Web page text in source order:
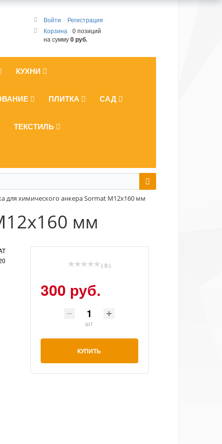
Войти
Регистрация
Корзина
0 позиций
на сумму0 руб.
КУХНИ
ПЛИТКА САД
ТЕКСТИЛЬ
для химического анкера Sormat M12x160 мм
мм
( 0 )
300 руб.
шт
КУПИТЬ